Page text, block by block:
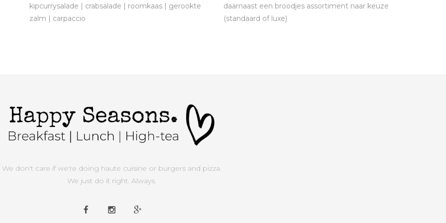
kipcurrysalade | crabsalade | roomkaas | gerookte
zalm | carpaccio
daarnaast een broodjes assortiment naar keuze
(standaard of luxe)
We don't care if we're doing haute cuisine or burgers and pizza.
We just do it right. Always.